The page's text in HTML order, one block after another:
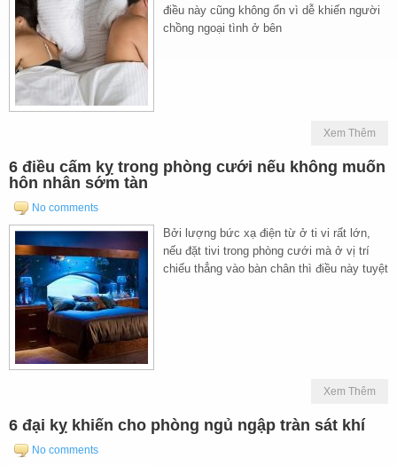
điều này cũng không ổn vì dễ khiến người
chồng ngoại tình ở bên
Xem Thêm
6 điều cấm kỵ trong phòng cưới nếu không muốn
hôn nhân sớm tàn
No comments
Bởi lượng bức xạ điện từ ở ti vi rất lớn,
nếu đặt tivi trong phòng cưới mà ở vị trí
chiếu thẳng vào bàn chân thì điều này tuyệt
Xem Thêm
6 đại kỵ khiến cho phòng ngủ ngập tràn sát khí
No comments